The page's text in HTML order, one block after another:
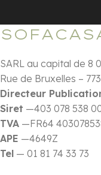
SARL au capital de 8
Rue de Bruxelles –
Directeur
Siret —403 078 538
TVA —FR64
APE —4649Z
Tel — 01 81 74 33 73